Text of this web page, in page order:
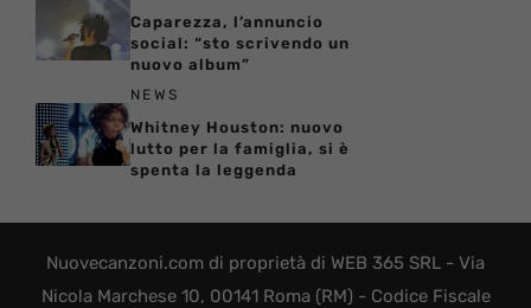
Caparezza, l’annuncio
social: “sto scrivendo un
nuovo album”
NEWS
Whitney Houston: nuovo
lutto per la famiglia, si è
spenta la leggenda
Nuovecanzoni.com di proprietà di WEB 365 SRL - Via
Nicola Marchese 10, 00141 Roma (RM) - Codice Fiscale